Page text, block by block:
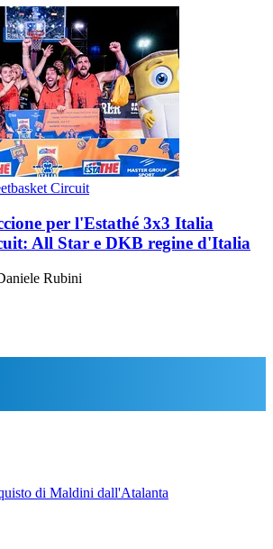
Circuit
per l'Estathé 3x3 Italia
All Star e DKB regine d'Italia
Rubini
di Maldini dall'Atalanta